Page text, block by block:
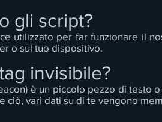
gli script?
utilizzato per far funzionare il
o sul tuo dispositivo.
invisibile?
è un piccolo pezzo di testo
ciò, vari dati su di te vengono